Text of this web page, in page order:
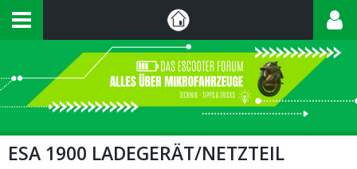
ESA 1900 LADEGERÄT/NETZTEIL